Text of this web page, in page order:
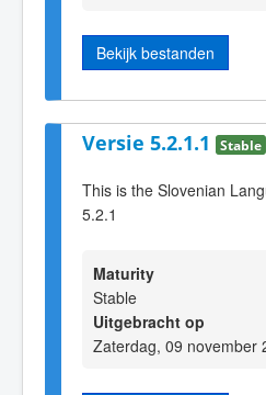
Bekijk bestanden
Versie 5.2.1.1 Stable
This is the Slovenian
5.2.1
Maturity
Stable
Uitgebracht op
Zaterdag, 09 november